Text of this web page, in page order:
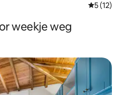
5 (12)
weekje weg